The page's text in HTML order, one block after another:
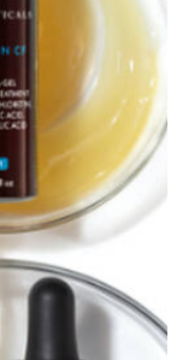
klinisch bewiesen